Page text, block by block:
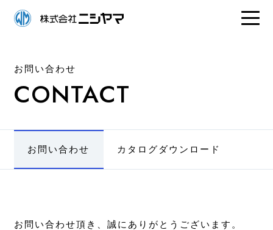
お問い合わせ
CONTACT
お問い合わせ カタログダウンロード
お問い合わせ頂き、誠にありがとうございます。